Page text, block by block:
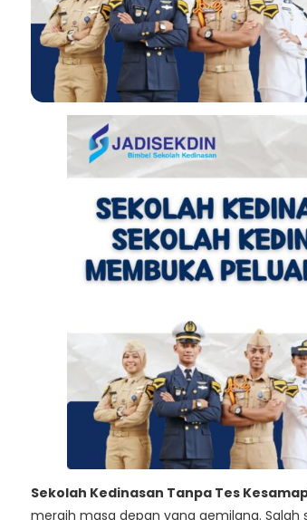
Sekolah Kedinasan Tanpa Tes
meraih masa depan yang gemilang. Salah